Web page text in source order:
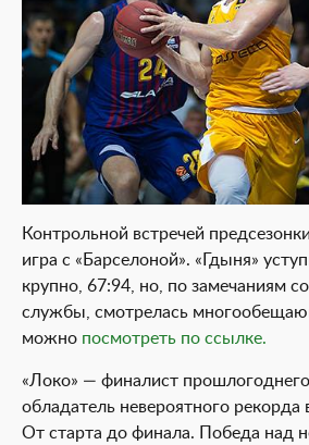
Контрольной встречей
игра с «Барселоной». «Гдыня»
крупно, 67:94, но, по замечаниям
службы, смотрелась
можно посмотреть по ссылке.
«Локо» — финалист
обладатель невероятного
От старта до финала. Победа над